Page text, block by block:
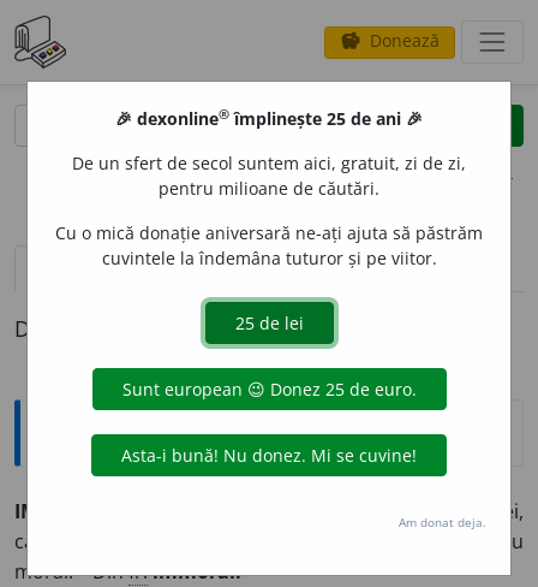
savings Donează
clear
opțiuni
definiții (1) pronunțievolume_up (29)
Definiția cu ID-ul 13881:
Explicative DEX
IMOR
Care este contrar moralei,
care calcă principiile ei, care nu are nici un principiu
moral. – Dinfr.immoral.
🎉 dexonline® împlinește 25 de ani 🎉
De un sfert de secol suntem aici, gratuit, zi de zi,
pentru milioane de căutări.
Cu o mică donație aniversară ne-ați ajuta să păstrăm
cuvintele la îndemâna tuturor și pe viitor.
Am donat deja.